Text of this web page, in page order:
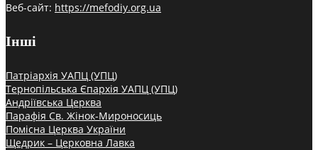
Веб-сайт: https://mefodiy.org.ua
Інші
Патріархія УАПЦ (УПЦ)
Тернопільська Єпархія УАПЦ (УПЦ)
Андріївська Церква
Парафія Св. Жінок-Мироносиць
Помісна Церква України
Щедрик – Церковна Лавка